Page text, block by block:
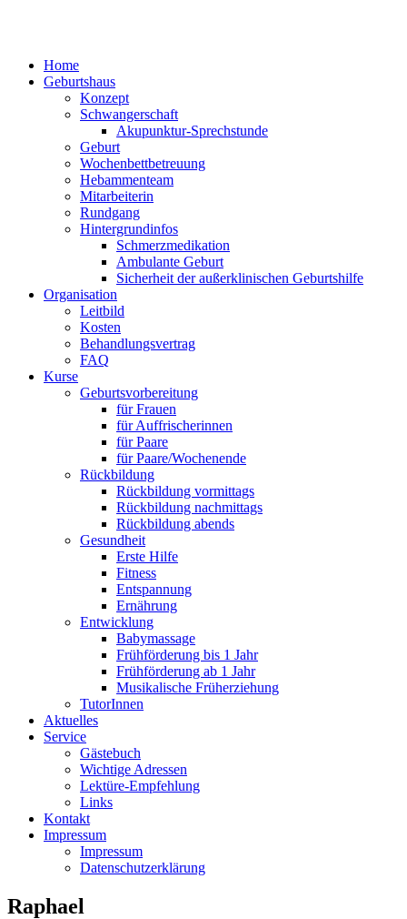
Home
Geburtshaus
Konzept
Schwangerschaft
Akupunktur-Sprechstunde
Geburt
Wochenbettbetreuung
Hebammenteam
Mitarbeiterin
Rundgang
Hintergrundinfos
Schmerzmedikation
Ambulante Geburt
Sicherheit der außerklinischen Geburtshilfe
Organisation
Leitbild
Kosten
Behandlungsvertrag
FAQ
Kurse
Geburtsvorbereitung
für Frauen
für Auffrischerinnen
für Paare
für Paare/Wochenende
Rückbildung
Rückbildung vormittags
Rückbildung nachmittags
Rückbildung abends
Gesundheit
Erste Hilfe
Fitness
Entspannung
Ernährung
Entwicklung
Babymassage
Frühförderung bis 1 Jahr
Frühförderung ab 1 Jahr
Musikalische Früherziehung
TutorInnen
Aktuelles
Service
Gästebuch
Wichtige Adressen
Lektüre-Empfehlung
Links
Kontakt
Impressum
Impressum
Datenschutzerklärung
Raphael